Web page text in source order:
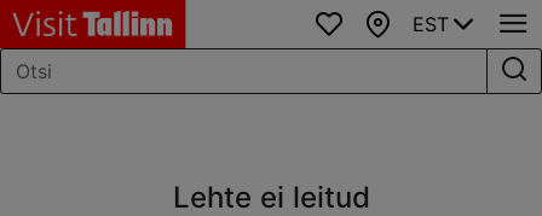
Lemmikud
Kaart
EST
Lehte ei leitud